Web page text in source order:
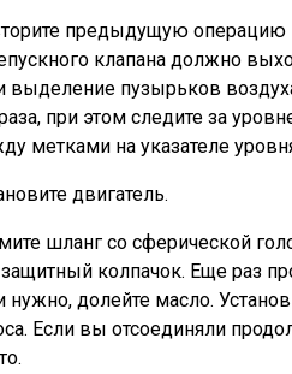
предыдущую операцию
клапана должно
выделение пузырьков
при этом следите за
метками на указателе
двигатель.
шланг со сферической
колпачок. Еще раз
нужно, долейте масло.
Если вы отсоединяли